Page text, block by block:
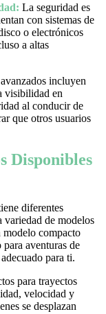
La seguridad es
con sistemas de
o electrónicos
a altas
incluyen
visibilidad en
al conducir de
que otros usuarios
Disponibles
diferentes
variedad de modelos
modelo compacto
aventuras de
para ti.
para trayectos
velocidad y
se desplazan